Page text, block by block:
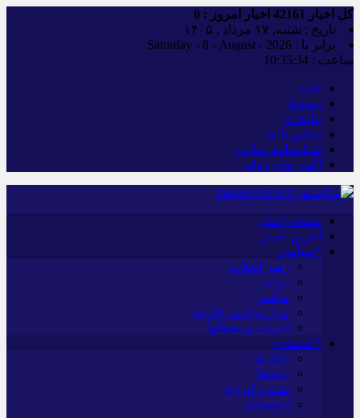
کل اخبار اخبار امروز : 0
تاریخ : شنبه, ۱۷ مرداد , ۱۴۰۵
برابر با : Saturday - 8 - August - 2026
ساعت : 10:35:35
خانه
پیوندها
تبلیغات
تماس با ما
شناسنامه سایت
آگهی های دولتی
صفحه اصلی
آخرین اخبار
*سیاسی
رهبر انقلاب
دولت
مجلس
وزارت امور خارجه
احزاب و تشکلها
*اقتصادی
بانک ها
بیمه‌ها
نفت و انرژی
استخدام